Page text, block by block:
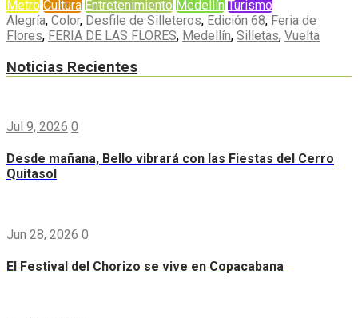
Metro Cultura Entretenimiento Medellín Turismo
Alegría, Color, Desfile de Silleteros, Edición 68, Feria de
Flores, FERIA DE LAS FLORES, Medellín, Silletas, Vuelta
Noticias Recientes
Jul 9, 2026 0
Desde mañana, Bello vibrará con las Fiestas del Cerro
Quitasol
Jun 28, 2026 0
El Festival del Chorizo se vive en Copacabana